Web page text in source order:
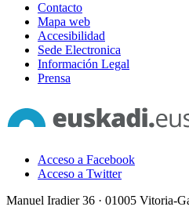
Contacto
Mapa web
Accesibilidad
Sede Electronica
Información Legal
Prensa
Acceso a Facebook
Acceso a Twitter
Manuel Iradier 36 · 01005 Vitoria-